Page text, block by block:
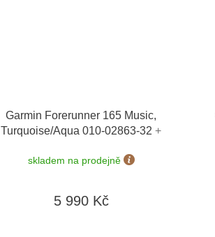
Garmin Forerunner 165 Music,
Turquoise/Aqua 010-02863-32+
skladem na prodejně
5 990 Kč